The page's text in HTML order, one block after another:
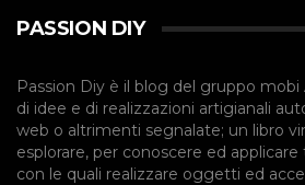
PASSION DIY
Passion Diy è il blog del gruppo
di idee e di realizzazioni artigianali
web o altrimenti segnalate; un libro
esplorare, per conoscere ed
con le quali realizzare oggetti ed